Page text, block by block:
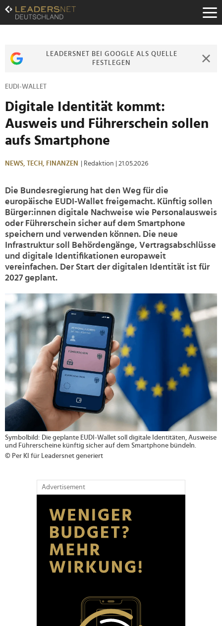
Zum
Inhalt
Zur
Zur
LEADERSNET BEI GOOGLE ALS QUELLE
FESTLEGEN
EUDI-WALLET
Digitale Identität kommt:
Ausweis und Führerschein sollen
aufs Smartphone
NEWS, TECH, FINANZEN | Redaktion | 21.05.2026
Die Bundesregierung hat den Weg für die
europäische EUDI-Wallet freigemacht. Künftig sollen
Bürger:innen digitale Nachweise wie Personalausweis
oder Führerschein sicher auf dem Smartphone
speichern und verwenden können. Die neue
Infrastruktur soll Behördengänge, Vertragsabschlüsse
und digitale Identifikationen europaweit
vereinfachen. Der Start der digitalen Identität ist für
2027 geplant.
Symbolbild: Die geplante EUDI-Wallet soll digitale Identitäten, Ausweise
und Führerscheine künftig sicher auf dem Smartphone bündeln.
© Per KI für Leadersnet generiert
Advertisement